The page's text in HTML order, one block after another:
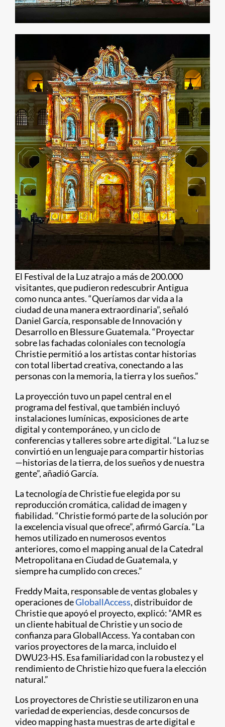
El Festival de la Luz atrajo a más de 200.000
visitantes, que pudieron redescubrir Antigua
como nunca antes. “Queríamos dar vida a la
ciudad de una manera extraordinaria”, señaló
Daniel García, responsable de Innovación y
Desarrollo en Blessure Guatemala. “Proyectar
sobre las fachadas coloniales con tecnología
Christie permitió a los artistas contar historias
con total libertad creativa, conectando a las
personas con la memoria, la tierra y los sueños.”
La proyección tuvo un papel central en el
programa del festival, que también incluyó
instalaciones lumínicas, exposiciones de arte
digital y contemporáneo, y un ciclo de
conferencias y talleres sobre arte digital. “La luz se
convirtió en un lenguaje para compartir historias
—historias de la tierra, de los sueños y de nuestra
gente”, añadió García.
La tecnología de Christie fue elegida por su
reproducción cromática, calidad de imagen y
fiabilidad. “Christie formó parte de la solución por
la excelencia visual que ofrece”, afirmó García. “La
hemos utilizado en numerosos eventos
anteriores, como el mapping anual de la Catedral
Metropolitana en Ciudad de Guatemala, y
siempre ha cumplido con creces.”
Freddy Maita, responsable de ventas globales y
operaciones deGloballAccess, distribuidor de
Christie que apoyó el proyecto, explicó: “AMR es
un cliente habitual de Christie y un socio de
confianza para GloballAccess. Ya contaban con
varios proyectores de la marca, incluido el
DWU23-HS. Esa familiaridad con la robustez y el
rendimiento de Christie hizo que fuera la elección
natural.”
Los proyectores de Christie se utilizaron en una
variedad de experiencias, desde concursos de
video mapping hasta muestras de arte digital e